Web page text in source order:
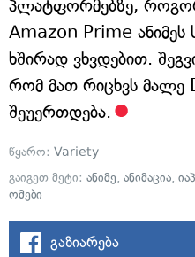
პლატფორმებზე,
Amazon Prime
ხშირად ვხვდებით.
რომ მათ რიცხვს მალე
შეუერთდება.
წყარო: Variety
გაიგეთ მეტი: ანიმე, ანიმაცია,
ომები
გაზიარება